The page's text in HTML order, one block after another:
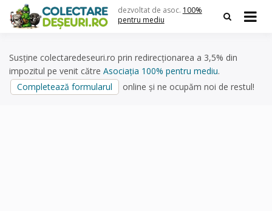
content
dezvoltat de asoc. 100%
pentru mediu
Susține colectaredeseuri.ro prin redirecționarea a 3,5% din
impozitul pe venit către Asociația 100% pentru mediu.
Completează formularul
online și ne ocupăm noi de restul!